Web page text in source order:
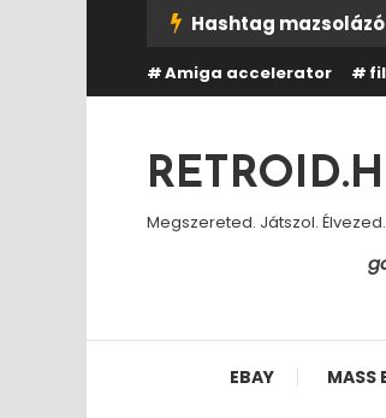
Content
Hashtag mazsolázó
Amiga accelerator
Megszereted. Játszol. Élvezed.
EBAY MASS